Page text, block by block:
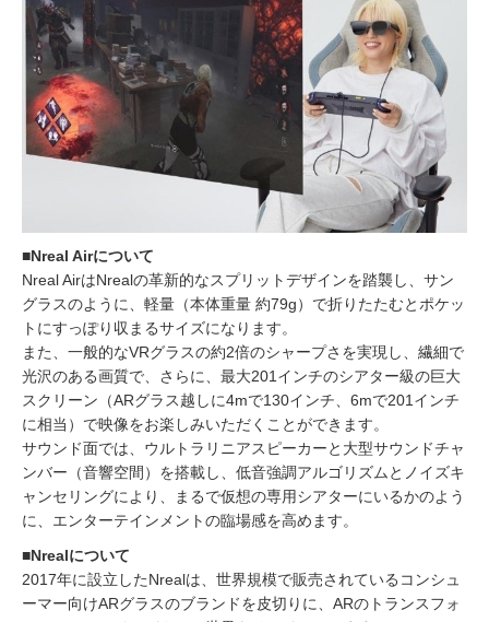
■Nreal Airについて
Nreal AirはNrealの革新的なスプリットデザインを踏襲し、サン
グラスのように、軽量（本体重量 約79g）で折りたたむとポケッ
トにすっぽり収まるサイズになります。
また、一般的なVRグラスの約2倍のシャープさを実現し、繊細で
光沢のある画質で、さらに、最大201インチのシアター級の巨大
スクリーン（ARグラス越しに4mで130インチ、6mで201インチ
に相当）で映像をお楽しみいただくことができます。
サウンド面では、ウルトラリニアスピーカーと大型サウンドチャ
ンバー（音響空間）を搭載し、低音強調アルゴリズムとノイズキ
ャンセリングにより、まるで仮想の専用シアターにいるかのよう
に、エンターテインメントの臨場感を高めます。
■Nrealについて
2017年に設立したNrealは、世界規模で販売されているコンシュ
ーマー向けARグラスのブランドを皮切りに、ARのトランスフォ